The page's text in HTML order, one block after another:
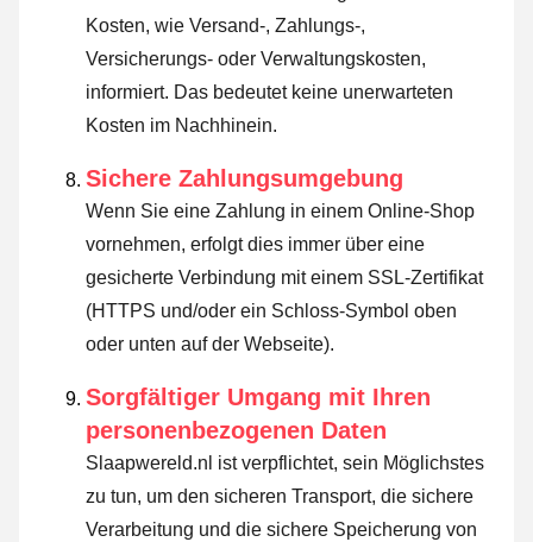
Kosten, wie Versand-, Zahlungs-,
Versicherungs- oder Verwaltungskosten,
informiert. Das bedeutet keine unerwarteten
Kosten im Nachhinein.
Sichere Zahlungsumgebung
Wenn Sie eine Zahlung in einem Online-Shop
vornehmen, erfolgt dies immer über eine
gesicherte Verbindung mit einem SSL-Zertifikat
(HTTPS und/oder ein Schloss-Symbol oben
oder unten auf der Webseite).
Sorgfältiger Umgang mit Ihren
personenbezogenen Daten
Slaapwereld.nl ist verpflichtet, sein Möglichstes
zu tun, um den sicheren Transport, die sichere
Verarbeitung und die sichere Speicherung von